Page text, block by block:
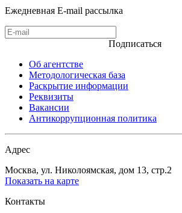
Ежедневная E-mail рассылка
Подписаться
Об агентстве
Методологическая база
Раскрытие информации
Реквизиты
Вакансии
Антикоррупционная политика
Адрес
Москва, ул. Николоямская, дом 13, стр.2
Показать на карте
Контакты